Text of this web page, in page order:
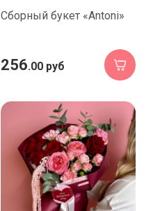
Сборный букет «Antoni»
256.00 руб